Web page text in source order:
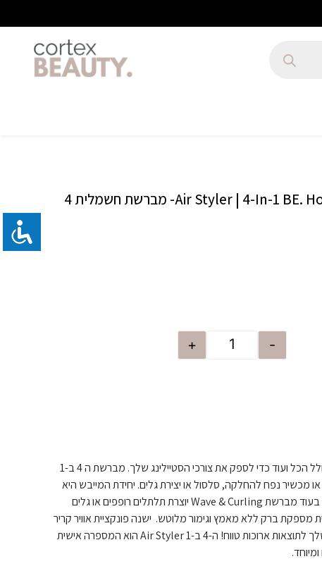
Air Styler | 4-In-1 BE. Hot Air Styler Brush- מברשת חשמלית 4
-
+
ה-BE. 4-in-1 Air Styler כולל הכל ועוד כדי לספק את צורכי הסטיילינג שלך. מברשת ה 4 ב-1
מכשיר נפח להחלקה, סלסול או יצירת גלים. יחידת המייבש היא
הטובה ביותר לייבוש ועיצוב, בעוד מברשת Wave & Curling יוצרת תלתלים רופפים או גלים
מספקת ברק ללא מאמץ וגימור מלוטש. ישנה פונקציית אוויר קריר
המגדירה את סגנון העצוב שלך לתוצאות ארוכות טווח! ה-4 ב-1 Air Styler הוא המספרה אישית